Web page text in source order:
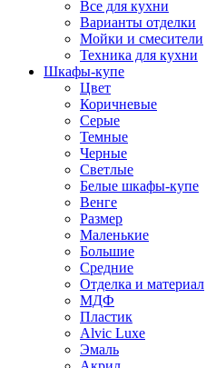
Все для кухни
Варианты отделки
Мойки и смесители
Техника для кухни
Шкафы-купе
Цвет
Коричневые
Серые
Темные
Черные
Светлые
Белые шкафы-купе
Венге
Размер
Маленькие
Большие
Средние
Отделка и материал
МДФ
Пластик
Alvic Luxe
Эмаль